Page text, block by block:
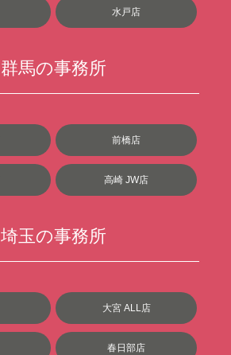
水戸店
群馬の事務所
前橋店
高崎 JW店
埼玉の事務所
大宮 ALL店
春日部店